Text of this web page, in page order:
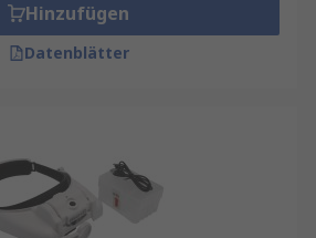
Hinzufügen
Datenblätter